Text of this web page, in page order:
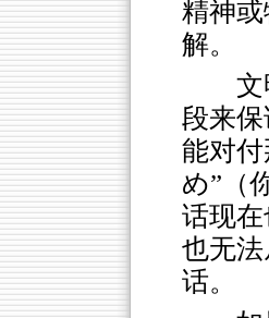
精神
解。
段来
能对
め”（
话现
也无
话。